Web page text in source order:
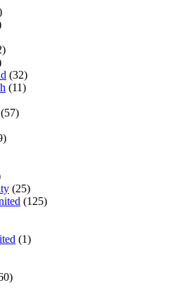
(32)
(11)
(57)
(25)
(125)
(1)